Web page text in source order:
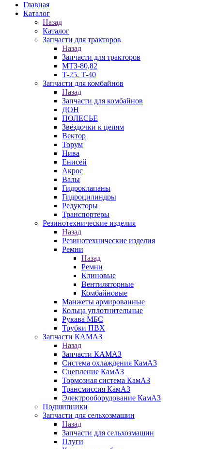
Главная
Каталог
Назад
Каталог
Запчасти для тракторов
Назад
Запчасти для тракторов
МТЗ-80,82
Т-25, Т-40
Запчасти для комбайнов
Назад
Запчасти для комбайнов
ДОН
ПОЛЕСЬЕ
Звёздочки к цепям
Вектор
Торум
Нива
Енисей
Акрос
Валы
Гидроклапаны
Гидроцилиндры
Редукторы
Транспортеры
Резинотехнические изделия
Назад
Резинотехнические изделия
Ремни
Назад
Ремни
Клиновые
Вентиляторные
Комбайновые
Манжеты армированные
Кольца уплотнительные
Рукава МБС
Трубки ПВХ
Запчасти КАМАЗ
Назад
Запчасти КАМАЗ
Система охлаждения КамАЗ
Сцепление КамАЗ
Тормозная система КамАЗ
Трансмиссия КамАЗ
Электрооборудование КамАЗ
Подшипники
Запчасти для сельхозмашин
Назад
Запчасти для сельхозмашин
Плуги